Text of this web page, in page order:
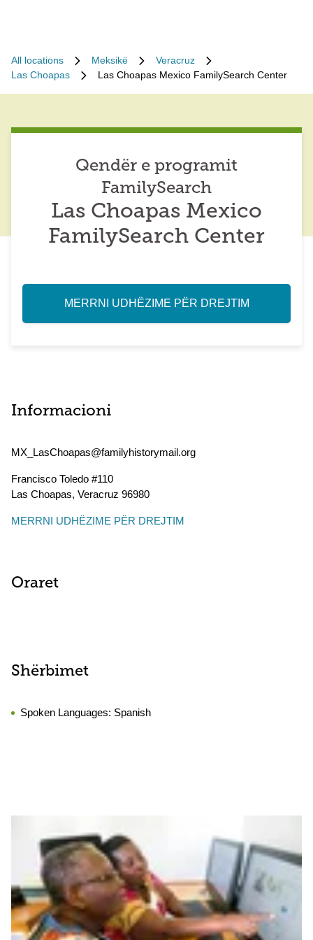
All locations Meksikë
Veracruz
Las Choapas
Las Choapas Mexico FamilySearch Center
Qendër e programit
FamilySearch
Las Choapas Mexico
FamilySearch Center
MERRNI UDHËZIME PËR DREJTIM
Informacioni
MX_LasChoapas@familyhistorymail.org
Francisco Toledo #110
Las Choapas, Veracruz 96980
MERRNI UDHËZIME PËR DREJTIM
Oraret
Shërbimet
Spoken Languages: Spanish